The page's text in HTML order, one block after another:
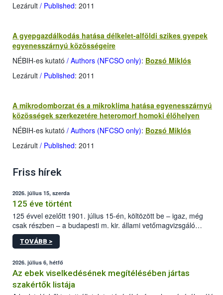
Lezárult / Published: 2011
A gyepgazdálkodás hatása délkelet-alföldi szikes gyepek
egyenesszárnyú közösségeire
NÉBIH-es kutató / Authors (NFCSO only): Bozsó Miklós
Lezárult / Published: 2011
A mikrodomborzat és a mikroklíma hatása egyenesszárnyú
közösségek szerkezetére heteromorf homoki élőhelyen
NÉBIH-es kutató / Authors (NFCSO only): Bozsó Miklós
Lezárult / Published: 2011
Friss hírek
2026. július 15, szerda
125 éve történt
125 évvel ezelőtt 1901. július 15-én, költözött be – igaz, még
csak részben – a budapesti m. kir. állami vetőmagvizsgáló
állomás a Kis Rókus utca 15. szám alatti, Czigler Győző által
tervezett új épületébe.
TOVÁBB >
2026. július 6, hétfő
Az ebek viselkedésének megítélésében jártas
szakértők listája